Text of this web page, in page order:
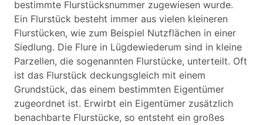
bestimmte Flurstücksnummer zugewiesen wurde.
Ein Flurstück besteht immer aus vielen kleineren
Flurstücken, wie zum Beispiel Nutzflächen in einer
Siedlung. Die Flure in Lügdewiederum sind in kleine
Parzellen, die sogenannten Flurstücke, unterteilt. Oft
ist das Flurstück deckungsgleich mit einem
Grundstück, das einem bestimmten Eigentümer
zugeordnet ist. Erwirbt ein Eigentümer zusätzlich
benachbarte Flurstücke, so entsteht ein großes